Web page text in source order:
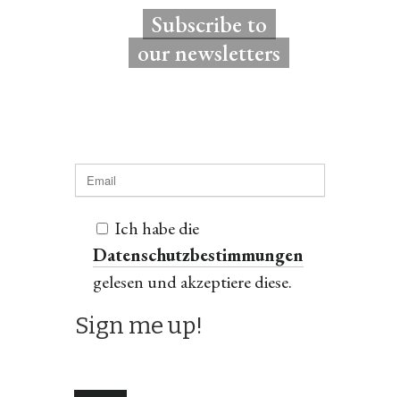
Subscribe to
our newsletters
Ich habe die
Datenschutzbestimmungen
gelesen und akzeptiere diese.